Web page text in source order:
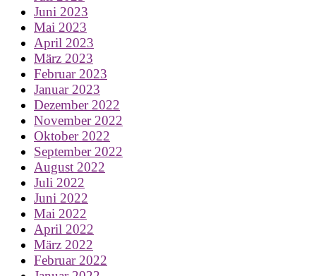
Juni 2023
Mai 2023
April 2023
März 2023
Februar 2023
Januar 2023
Dezember 2022
November 2022
Oktober 2022
September 2022
August 2022
Juli 2022
Juni 2022
Mai 2022
April 2022
März 2022
Februar 2022